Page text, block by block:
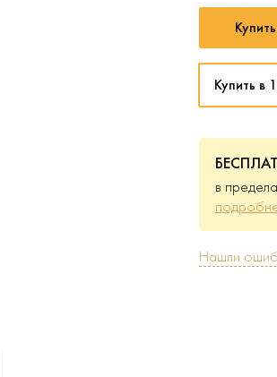
Купить
Купить в
в
Нашли